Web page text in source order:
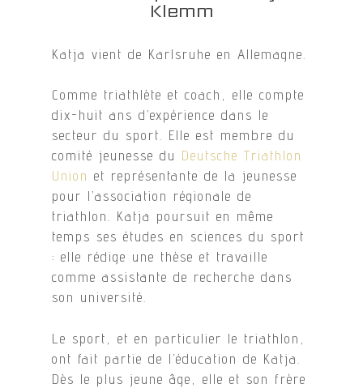
Klemm
Katja vient de Karlsruhe en Allemagne.
Comme triathlète et coach, elle compte
dix-huit ans d’expérience dans le
secteur du sport. Elle est membre du
comité jeunesse du Deutsche Triathlon
Union et représentante de la jeunesse
pour l’association régionale de
triathlon. Katja poursuit en même
temps ses études en sciences du sport
: elle rédige une thèse et travaille
comme assistante de recherche dans
son université.
Le sport, et en particulier le triathlon,
ont fait partie de l’éducation de Katja.
Dès le plus jeune âge, elle et son frère